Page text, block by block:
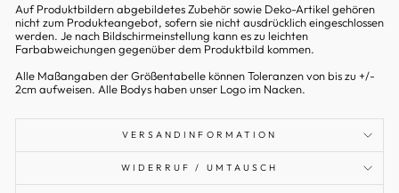
Auf Produktbildern abgebildetes Zubehör sowie Deko-Artikel gehören
nicht zum Produkteangebot, sofern sie nicht ausdrücklich eingeschlossen
werden. Je nach Bildschirmeinstellung kann es zu leichten
Farbabweichungen gegenüber dem Produktbild kommen.
Alle Maßangaben der Größentabelle können Toleranzen von bis zu +/-
2cm aufweisen. Alle Bodys haben unser Logo im Nacken.
VERSANDINFORMATION
WIDERRUF / UMTAUSCH